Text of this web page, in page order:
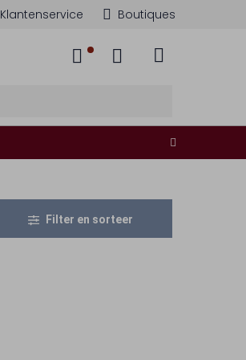
Klantenservice Boutiques
Filter en sorteer